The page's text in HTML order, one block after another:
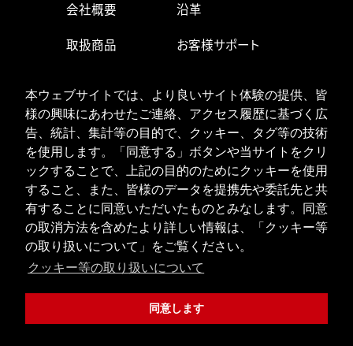
本ウェブサイトでは、より良いサイト体験の提供、皆
様の興味にあわせたご連絡、アクセス履歴に基づく広
告、統計、集計等の目的で、クッキー、タグ等の技術
を使用します。「同意する」ボタンや当サイトをクリ
ックすることで、上記の目的のためにクッキーを使用
すること、また、皆様のデータを提携先や委託先と共
有することに同意いただいたものとみなします。同意
の取消方法を含めたより詳しい情報は、「クッキー等
の取り扱いについて」をご覧ください。
クッキー等の取り扱いについて
同意します
会社概要 沿革
取扱商品 お客様サポート
お問い合わせ
ISOへの取り組み
個人情報の取り扱い
クッキーポリシー
JPN ENG
Copyright © 2020 URYU SEISAKU, LTD. All Rights Reserved.